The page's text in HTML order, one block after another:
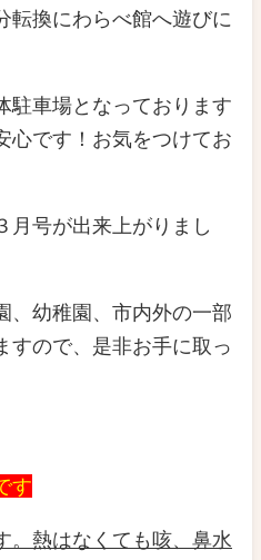
転換にわらべ館へ遊びに
駐車場となっております
心です！お気をつけてお
月号が出来上がりまし
、幼稚園、市内外の一部
すので、是非お手に取っ
す
。熱はなくても咳、鼻水